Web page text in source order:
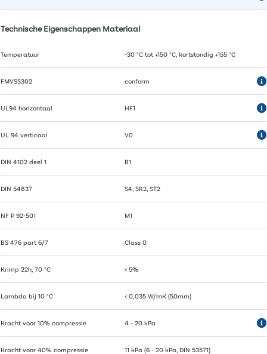
Technische Eigenschappen Materiaal
Temperatuur -30 °C tot +150 °C, kortstondig +155 °C
FMVSS302 conform
UL94 horizontaal HF1
UL 94 verticaal V0
DIN 4102 deel 1 B1
DIN 54837 S4, SR2, ST2
NF P 92-501 M1
BS 476 part 6/7 Class 0
Krimp 22h, 70 °C < 5%
Lambda bij 10 °C < 0,035 W/mK (50mm)
Kracht voor 10% compressie 4 - 20 kPa
Kracht voor 40% compressie 11 kPa (6 - 20 kPa, DIN 53571)